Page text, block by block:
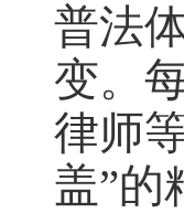
普法
变。
律师
盖”的